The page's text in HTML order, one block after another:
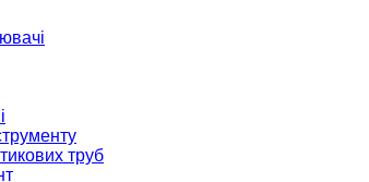
труб